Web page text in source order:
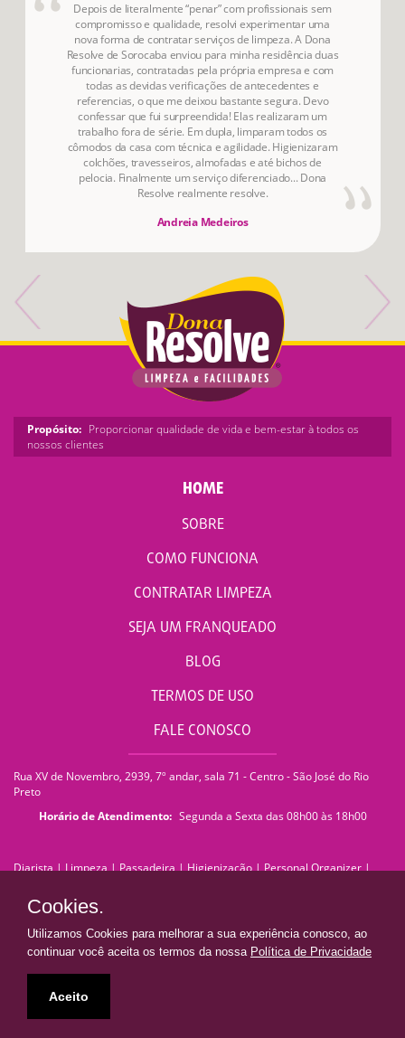
Depois de literalmente “penar” com profissionais sem
compromisso e qualidade, resolvi experimentar uma
nova forma de contratar serviços de limpeza. A Dona
Resolve de Sorocaba enviou para minha residência duas
funcionarias, contratadas pela própria empresa e com
todas as devidas verificações de antecedentes e
referencias, o que me deixou bastante segura. Devo
confessar que fui surpreendida! Elas realizaram um
trabalho fora de série. Em dupla, limparam todos os
cômodos da casa com técnica e agilidade. Higienizaram
colchões, travesseiros, almofadas e até bichos de
pelocia. Finalmente um serviço diferenciado... Dona
Resolve realmente resolve.
Andreia Medeiros
Propósito: Proporcionar qualidade de vida e bem-estar à todos os
nossos clientes
HOME
SOBRE
COMO FUNCIONA
CONTRATAR LIMPEZA
SEJA UM FRANQUEADO
BLOG
TERMOS DE USO
FALE CONOSCO
Rua XV de Novembro, 2939, 7º andar, sala 71 - Centro - São José do Rio
Preto
Horário de Atendimento: Segunda a Sexta das 08h00 às 18h00
Diarista|Limpeza|Passadeira|Higienização|Personal Organizer|
Serviços de Limpeza
Limpeza de Pedra
Estofados|Impermeabilização de Sofá |Impermeabilização de Estofados
Franquia de Limpeza| franquiadn@donaresolve.com
Cookies.
Utilizamos Cookies para melhorar a sua experiência conosco, ao
continuar você aceita os termos da nossa Política de Privacidade
Aceito